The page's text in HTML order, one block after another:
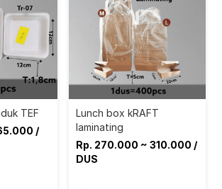
TEF
/
Lunch box kRAFT
laminating
Rp. 270.000 ~ 310.000 /
DUS